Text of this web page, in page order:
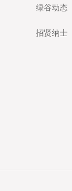
绿谷动态
招贤纳士